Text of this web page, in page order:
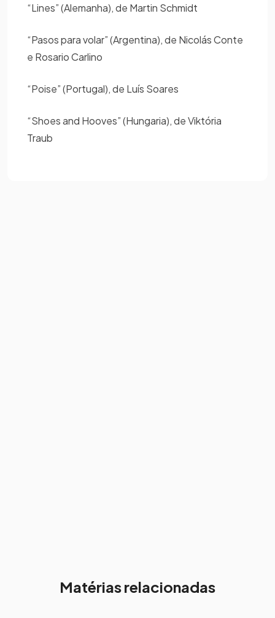
“Lines” (Alemanha), de Martin Schmidt
“Pasos para volar” (Argentina), de Nicolás Conte
e Rosario Carlino
“Poise” (Portugal), de Luís Soares
“Shoes and Hooves” (Hungaria), de Viktória
Traub
Matérias relacionadas